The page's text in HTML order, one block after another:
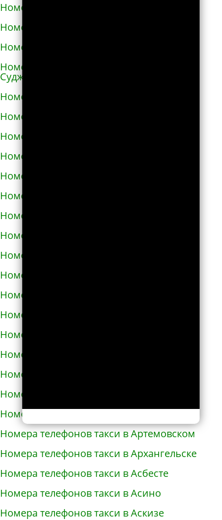
Номера телефонов такси в Анапе
Номера телефонов такси в Ангарске
Номера телефонов такси в Андреаполе
Номера телефонов такси в Анжеро-
Судженске
Номера телефонов такси в Аниве
Номера телефонов такси в Анне
Номера телефонов такси в Апатитах
Номера телефонов такси в Апрелевке
Номера телефонов такси в Апшеронске
Номера телефонов такси в Арамиле
Номера телефонов такси в Аргуне
Номера телефонов такси в Ардатове
Номера телефонов такси в Ардоне
Номера телефонов такси в Арзамасе
Номера телефонов такси в Аркадаке
Номера телефонов такси в Армавире
Номера телефонов такси в Армянске
Номера телефонов такси в Арсеньеве
Номера телефонов такси в Арске
Номера телефонов такси в Артеме
Номера телефонов такси в Артёмовске
Номера телефонов такси в Артемовском
Номера телефонов такси в Архангельске
Номера телефонов такси в Асбесте
Номера телефонов такси в Асино
Номера телефонов такси в Аскизе